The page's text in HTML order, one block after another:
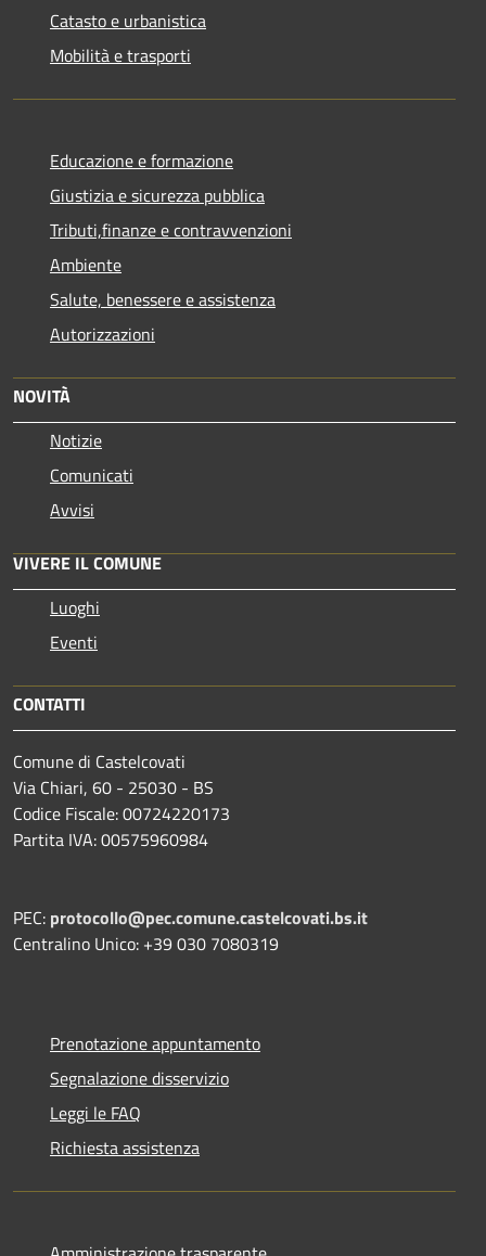
Catasto e urbanistica
Mobilità e trasporti
Educazione e formazione
Giustizia e sicurezza pubblica
Tributi,finanze e contravvenzioni
Ambiente
Salute, benessere e assistenza
Autorizzazioni
NOVITÀ
Notizie
Comunicati
Avvisi
VIVERE IL COMUNE
Luoghi
Eventi
CONTATTI
Comune di Castelcovati
Via Chiari, 60 - 25030 - BS
Codice Fiscale: 00724220173
Partita IVA: 00575960984
PEC: protocollo@pec.comune.castelcovati.bs.it
Centralino Unico: +39 030 7080319
Prenotazione appuntamento
Segnalazione disservizio
Leggi le FAQ
Richiesta assistenza